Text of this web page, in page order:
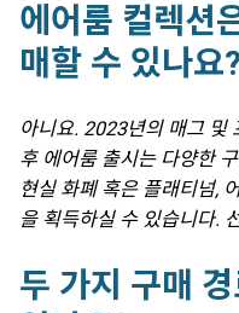
에어룸 컬렉션
매할 수 있나요?
아니요. 2023년의 매그 및
후 에어룸 출시는 다양한
현실 화폐 혹은 플래티넘,
을 획득하실 수 있습니다.
두 가지 구매